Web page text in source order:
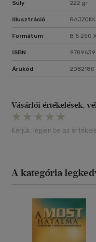
Súly 222 gr
Illusztráció
Formátum B 5 250
ISBN
Árukód 2082180
Vásárlói értékelések,
Kérjük, lépjen be az
A kategória